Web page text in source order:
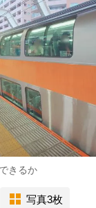
きるか
写真3枚